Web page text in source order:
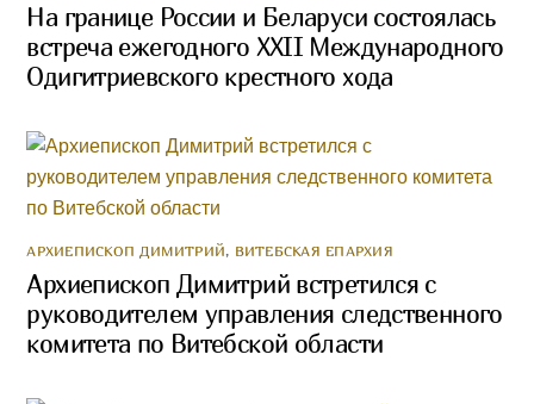
На границе России и Беларуси состоялась
встреча ежегодного XXII Международного
Одигитриевского крестного хода
АРХИЕПИСКОП ДИМИТРИЙ, ВИТЕБСКАЯ ЕПАРХИЯ
Архиепископ Димитрий встретился с
руководителем управления следственного
комитета по Витебской области